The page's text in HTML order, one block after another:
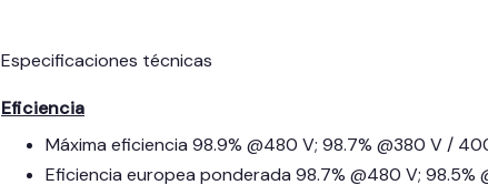
Especificaciones técnicas
Eficiencia
Máxima eficiencia 98.9% @480 V; 98.7% @380 V /
Eficiencia europea ponderada 98.7% @480 V; 98.5%